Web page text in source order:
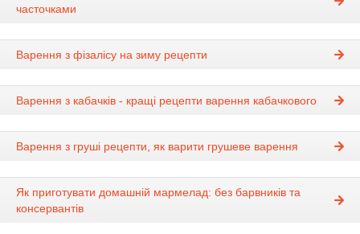
часточками
Варення з фізалісу на зиму рецепти
Варення з кабачків - кращі рецепти варення кабачкового
Варення з груші рецепти, як варити грушеве варення
Як приготувати домашній мармелад: без барвників та
консервантів